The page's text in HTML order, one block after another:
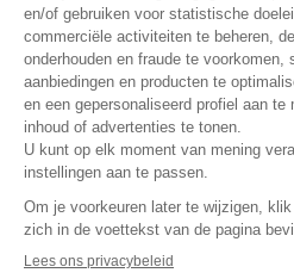
OPENINGSTIJDEN FEESTDAGEN
Zaterdag
8:30 - 18:30
Zondag
8:30 - 18:30
Maandag
8:30 - 18:30
Dinsdag
8:30 - 18:30
Woensdag
8:30 - 18:30
8:30 - 18:30